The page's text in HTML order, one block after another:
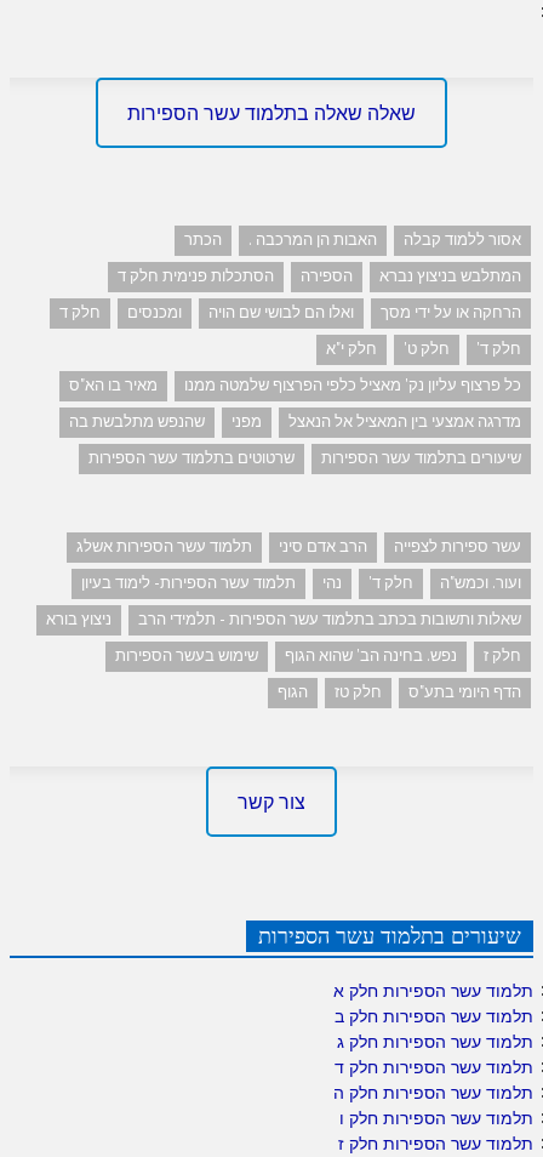
שאלה שאלה בתלמוד עשר הספירות
אסור ללמוד קבלה האבות הן המרכבה .
הכתר
המתלבש בניצוץ נברא
הספירה
הסתכלות פנימית חלק ד
הרחקה או על ידי מסך
ואלו הם לבושי שם הויה ומכנסים
חלק ד
חלק ד'
חלק ט'
חלק י"א
כל פרצוף עליון נק' מאציל כלפי הפרצוף שלמטה ממנו
מאיר בו הא"ס
מדרגה אמצעי בין המאציל אל הנאצל
מפני
שהנפש מתלבשת בה
שיעורים בתלמוד עשר הספירות
שרטוטים בתלמוד עשר הספירות
עשר ספירות לצפייה הרב אדם סיני
תלמוד עשר הספירות אשלג
ועור. וכמש"ה
חלק ד' נהי
תלמוד עשר הספירות- לימוד בעיון
שאלות ותשובות בכתב בתלמוד עשר הספירות - תלמידי הרב
ניצוץ בורא
חלק ז
נפש. בחינה הב' שהוא הגוף
שימוש בעשר הספירות
הדף היומי בתע"ס
חלק טז הגוף
צור קשר
שיעורים בתלמוד עשר הספירות
תלמוד עשר הספירות חלק א
תלמוד עשר הספירות חלק ב
תלמוד עשר הספירות חלק ג
תלמוד עשר הספירות חלק ד
תלמוד עשר הספירות חלק ה
תלמוד עשר הספירות חלק ו
תלמוד עשר הספירות חלק ז